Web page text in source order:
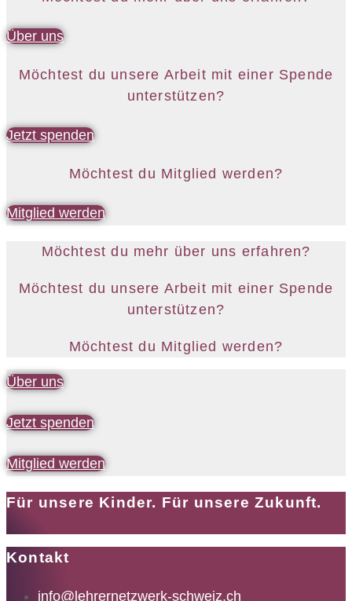
Über uns
Möchtest du unsere Arbeit mit einer Spende
unterstützen?
Jetzt spenden
Möchtest du Mitglied werden?
Mitglied werden
Möchtest du mehr über uns erfahren?
Möchtest du unsere Arbeit mit einer Spende
unterstützen?
Möchtest du Mitglied werden?
Über uns
Jetzt spenden
Mitglied werden
Für unsere Kinder. Für unsere Zukunft.
Kontakt
info@lehrernetzwerk-schweiz.ch